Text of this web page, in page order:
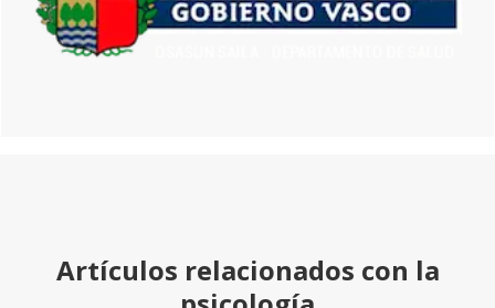
Artículos relacionados con la